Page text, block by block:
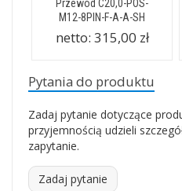
Przewód C20,0-POS-
M12-8PIN-F-A-A-SH
netto: 315,00 zł
Pytania do produktu
Zadaj pytanie dotyczące
przyjemnością udzieli
zapytanie.
Zadaj pytanie